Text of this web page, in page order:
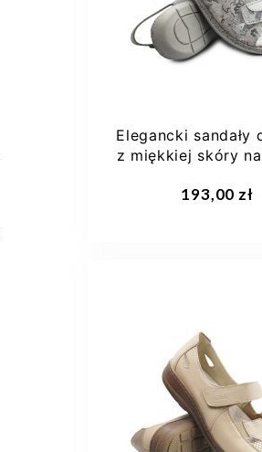
40
+1
Elegancki sandały
z miękkiej skóry
193,00 zł
38 40